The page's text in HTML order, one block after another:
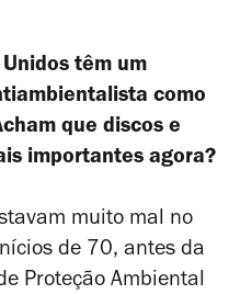
têm um
como
que discos e
importantes agora?
muito mal no
de 70, antes da
Proteção Ambiental